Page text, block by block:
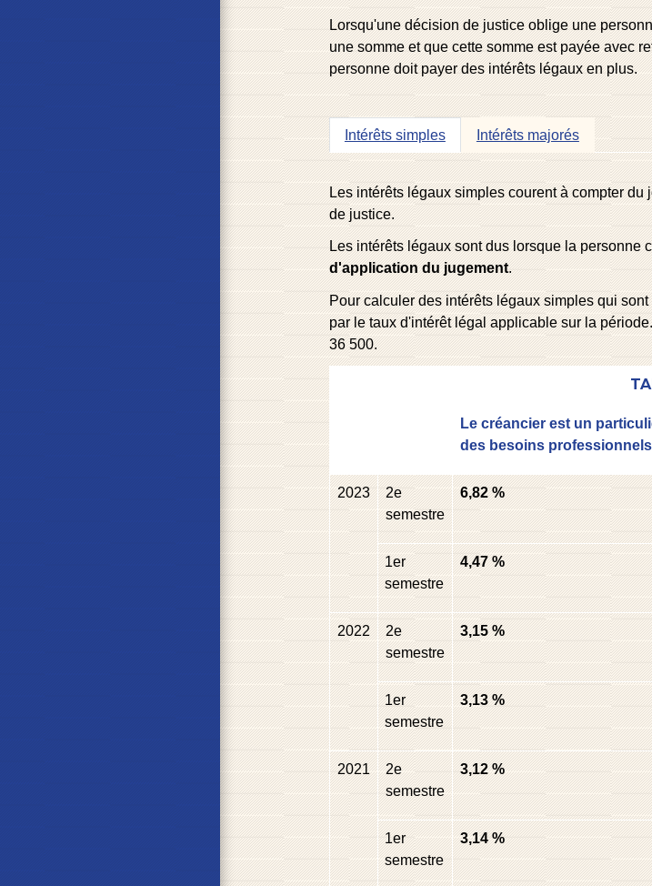
Lorsqu'une décision de justice oblige une
une somme et que cette somme est payée avec
personne doit payer des intérêts légaux en plus.
Intérêts simples Intérêts majorés
Les intérêts légaux simples courent à compter
de justice.
Les intérêts légaux sont dus lorsque la personne
d'application du jugement.
Pour calculer des intérêts légaux simples qui
par le taux d'intérêt légal applicable sur la
36 500.
Le créancier est un
des besoins professionnels
2023 2e
semestre
6,82 %
1er
semestre
4,47 %
2022 2e
semestre
3,15 %
1er
semestre
3,13 %
2021 2e
semestre
3,12 %
1er
semestre
3,14 %